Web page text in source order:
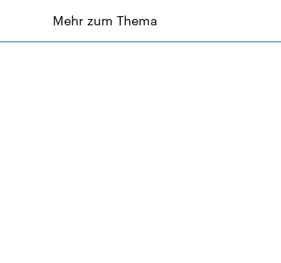
Mehr zum Thema